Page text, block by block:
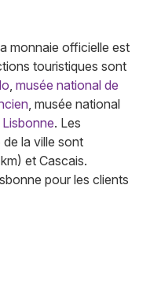
monnaie officielle est
touristiques sont
musée national de
, musée national
. Les
la ville sont
et Cascais.
pour les clients